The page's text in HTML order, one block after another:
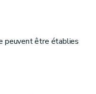
fédéral
peuvent être établies